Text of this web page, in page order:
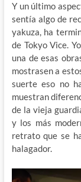
Y un último
sentía algo de
yakuza, ha
de Tokyo Vice.
una de esas
mostrasen a
suerte eso no
muestran
de la vieja
y los más
retrato que se
halagador.